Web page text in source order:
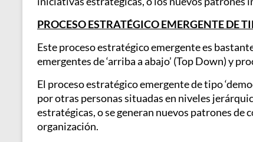
PROCESO ESTRATÉGICO EMERGENTE DE
Este proceso estratégico emergente es
emergentes de ‘arriba a abajo’ (Top Down) y
El proceso estratégico emergente de tipo
por otras personas situadas en niveles
estratégicas, o se generan nuevos patrones
organización.